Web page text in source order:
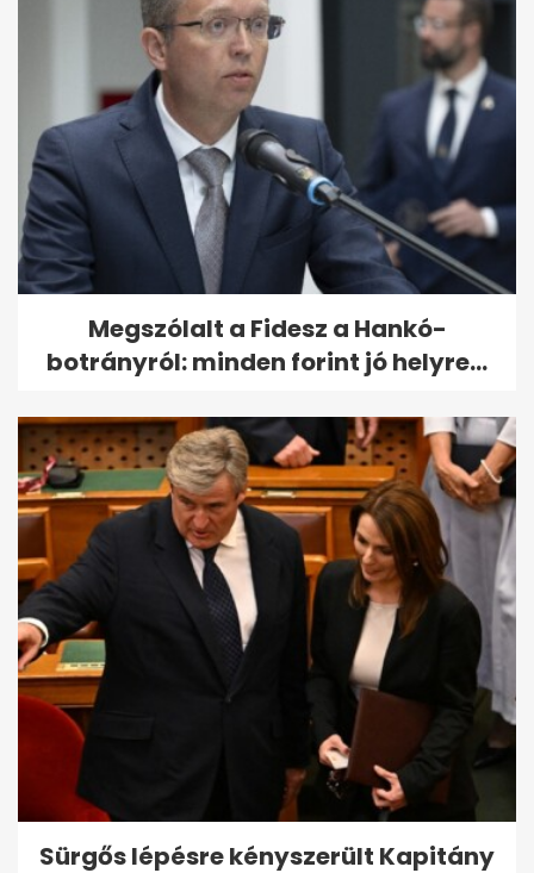
Megszólalt a Fidesz a Hankó-
botrányról: minden forint jó helyre...
Sürgős lépésre kényszerült Kapitány